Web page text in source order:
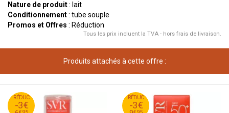
Nature de produit: lait
Conditionnement: tube souple
Promos et Offres : Réduction
Tous les prix incluent la TVA - hors frais de livraison.
Produits attachés à cette offre :
RÉDUC
-3€
9
€
95
€
95
RÉDUC
-3€
12
€
95
€
95